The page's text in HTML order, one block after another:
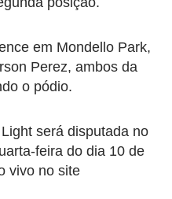
em Mondello Park,
Perez, ambos da
o pódio.
será disputada no
feira do dia 10 de
vivo no site